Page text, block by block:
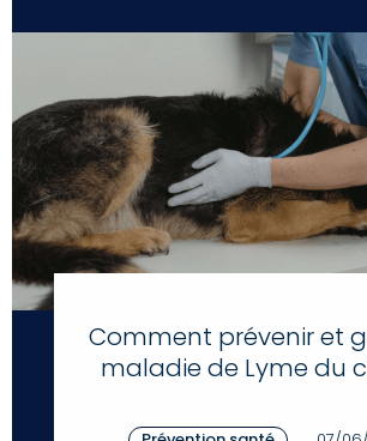
Comment prévenir et
maladie de Lyme du